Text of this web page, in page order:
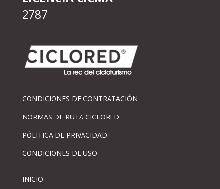
2787
CONDICIONES DE CONTRATACIÓN
NORMAS DE RUTA CICLORED
PÓLITICA DE PRIVACIDAD
CONDICIONES DE USO
INICIO